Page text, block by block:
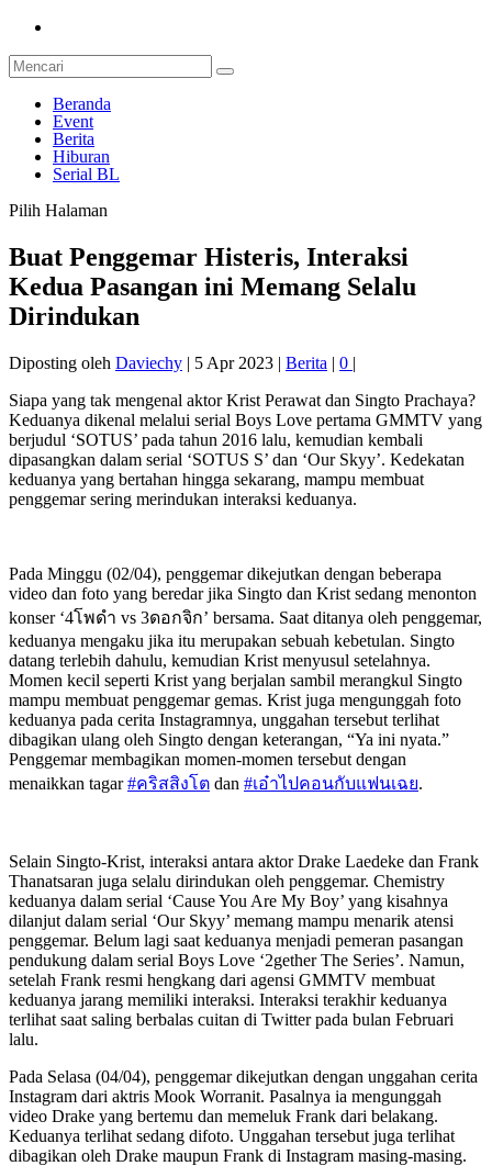
Beranda
Event
Berita
Hiburan
Serial BL
Pilih Halaman
Buat Penggemar Histeris, Interaksi
Kedua Pasangan ini Memang Selalu
Dirindukan
Diposting oleh Daviechy | 5 Apr 2023 | Berita | 0 |
Siapa yang tak mengenal aktor Krist Perawat dan Singto Prachaya?
Keduanya dikenal melalui serial Boys Love pertama GMMTV yang
berjudul ‘SOTUS’ pada tahun 2016 lalu, kemudian kembali
dipasangkan dalam serial ‘SOTUS S’ dan ‘Our Skyy’. Kedekatan
keduanya yang bertahan hingga sekarang, mampu membuat
penggemar sering merindukan interaksi keduanya.
Pada Minggu (02/04), penggemar dikejutkan dengan beberapa
video dan foto yang beredar jika Singto dan Krist sedang menonton
konser ‘4โพดำ vs 3ดอกจิก’ bersama. Saat ditanya oleh penggemar,
keduanya mengaku jika itu merupakan sebuah kebetulan. Singto
datang terlebih dahulu, kemudian Krist menyusul setelahnya.
Momen kecil seperti Krist yang berjalan sambil merangkul Singto
mampu membuat penggemar gemas. Krist juga mengunggah foto
keduanya pada cerita Instagramnya, unggahan tersebut terlihat
dibagikan ulang oleh Singto dengan keterangan, “Ya ini nyata.”
Penggemar membagikan momen-momen tersebut dengan
menaikkan tagar#คริสสิงโต dan #เอ๋าไปคอนกับแฟนเฉย.
Selain Singto-Krist, interaksi antara aktor Drake Laedeke dan Frank
Thanatsaran juga selalu dirindukan oleh penggemar. Chemistry
keduanya dalam serial ‘Cause You Are My Boy’ yang kisahnya
dilanjut dalam serial ‘Our Skyy’ memang mampu menarik atensi
penggemar. Belum lagi saat keduanya menjadi pemeran pasangan
pendukung dalam serial Boys Love ‘2gether The Series’. Namun,
setelah Frank resmi hengkang dari agensi GMMTV membuat
keduanya jarang memiliki interaksi. Interaksi terakhir keduanya
terlihat saat saling berbalas cuitan di Twitter pada bulan Februari
lalu.
Pada Selasa (04/04), penggemar dikejutkan dengan unggahan cerita
Instagram dari aktris Mook Worranit. Pasalnya ia mengunggah
video Drake yang bertemu dan memeluk Frank dari belakang.
Keduanya terlihat sedang difoto. Unggahan tersebut juga terlihat
dibagikan oleh Drake maupun Frank di Instagram masing-masing.